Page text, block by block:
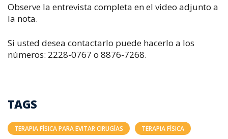
Observe la entrevista completa en el video adjunto a
la nota.
Si usted desea contactarlo puede hacerlo a los
números: 2228-0767 o 8876-7268.
TAGS
TERAPIA FÍSICA PARA EVITAR CIRUGÍAS TERAPIA FÍSICA